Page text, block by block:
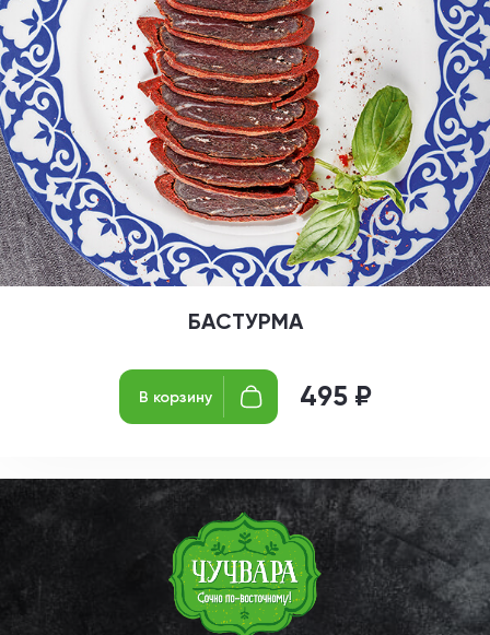
БАСТУРМА
В корзину 495 ₽